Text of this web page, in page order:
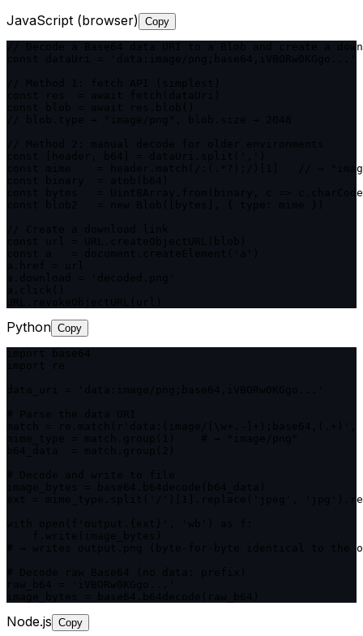
JavaScript (browser) Copy
// Decode a Base64 data URI to a Blob and create a
const mime    = header.match(/:(.*?);/)[1]   // →
const bytes   = Uint8Array.from(binary, c =>
Python Copy
ext = mime_type.split('/')[1].replace('jpeg',
# → writes output.png (byte-for-byte identical to the
Node.js Copy